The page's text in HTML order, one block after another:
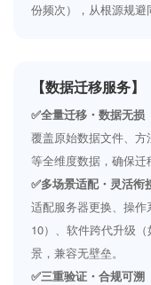
份频次），从根源规避
【数据迁移服务
✅全量迁移・数据无损
覆盖原始数据文件、
等全维度数据，确保迁
✅多场景适配・灵活衔
适配服务器更换、操
10）、软件跨代升级
景，兼容无壁垒。
✅三重验证・合规可溯